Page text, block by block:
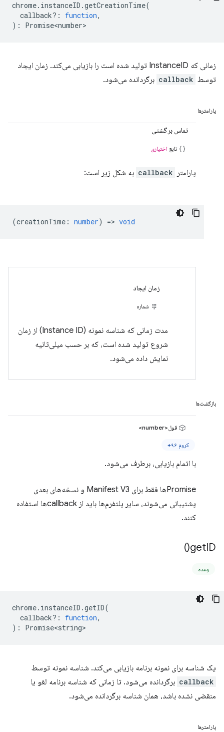
chrome. instanceID .getCreationTime(
callback? : function,
) : Promise<number>
زمانی که InstanceID تولید شده است را بازیابی می‌کند. زمان ایجاد
توسط callback برگردانده می‌شود.
پارامترها
تماس برگشتی
تابع اختیاری
پارامتر callback به شکل زیر است:
(creationTime : number) => void
زمان ایجاد
شماره
مدت زمانی که شناسه نمونه (Instance ID) از زمان
شروع تولید شده است، که بر حسب میلی‌ثانیه
نمایش داده می‌شود.
بازگشت‌ها
قول<number>
کروم ۹۶+
با اتمام بازیابی، برطرف می‌شود.
Promiseها فقط برای Manifest V3 و نسخه‌های بعدی
پشتیبانی می‌شوند، سایر پلتفرم‌ها باید از callbackها استفاده
کنند.
getID(
)
وعده
chrome. instanceID .getID(
callback? : function,
) : Promise<string>
یک شناسه برای نمونه برنامه بازیابی می‌کند. شناسه نمونه توسط
callback برگردانده می‌شود. تا زمانی که شناسه برنامه لغو یا
منقضی نشده باشد، همان شناسه برگردانده می‌شود.
پارامترها